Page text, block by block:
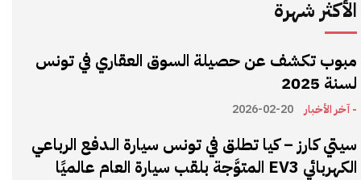
الأكثر شهرة
مبوب تكشف عن حصيلة السوق العقاري في تونس
لسنة 2025
- آخر الأخبار 2026-02-20
سيتي كارز – كيا تطلق في تونس سيارة الـدفع الرباعي
الكهربائي EV3 المتوَّجة بلقب سيارة العام عالميًا